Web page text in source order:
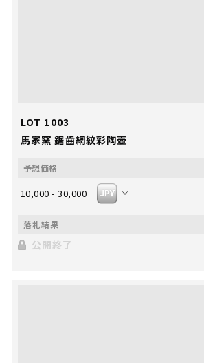
LOT 1003
馬家窯 鋸齒網紋彩陶壺
10,000 - 30,000
公開終了